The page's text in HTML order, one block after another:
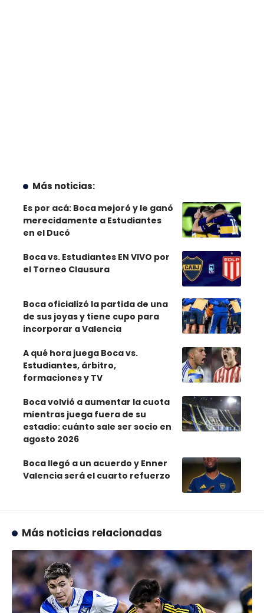
Más noticias:
Es por acá: Boca mejoró y le ganó
merecidamente a Estudiantes
en el Ducó
Boca vs. Estudiantes EN VIVO por
el Torneo Clausura
Boca oficializó la partida de una
de sus joyas y tiene cupo para
incorporar a Valencia
A qué hora juega Boca vs.
Estudiantes, árbitro,
formaciones y TV
Boca volvió a aumentar la cuota
mientras juega fuera de su
estadio: cuánto sale ser socio en
agosto 2026
Boca llegó a un acuerdo y Enner
Valencia será el cuarto refuerzo
Más noticias relacionadas